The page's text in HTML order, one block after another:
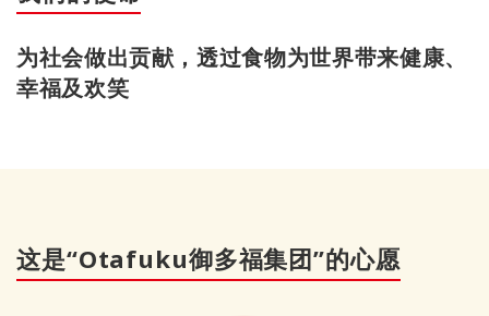
为社会做出贡献，透过食物为世界带来健康、
幸福及欢笑
这是“Otafuku御多福集团”的心愿